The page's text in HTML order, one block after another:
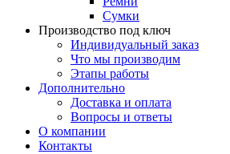
Сумки
Производство под ключ
Индивидуальный заказ
Что мы производим
Этапы работы
Дополнительно
Доставка и оплата
Вопросы и ответы
О компании
Контакты